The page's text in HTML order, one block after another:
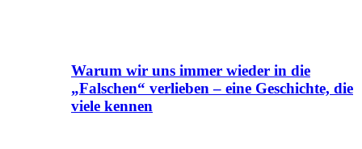
Warum wir uns immer wieder in die
„Falschen“ verlieben – eine Geschichte, die
viele kennen